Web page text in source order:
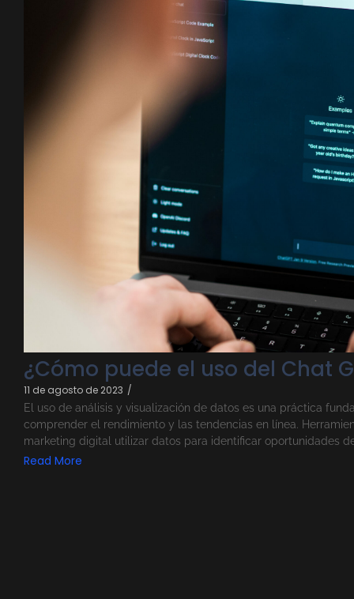
¿Cómo puede el uso del Chat
11 de agosto de 2023 /
El uso de análisis y visualización de datos es una práctica
comprender el rendimiento y las tendencias en línea.
marketing digital utilizar datos para identificar oportunidades
Read More